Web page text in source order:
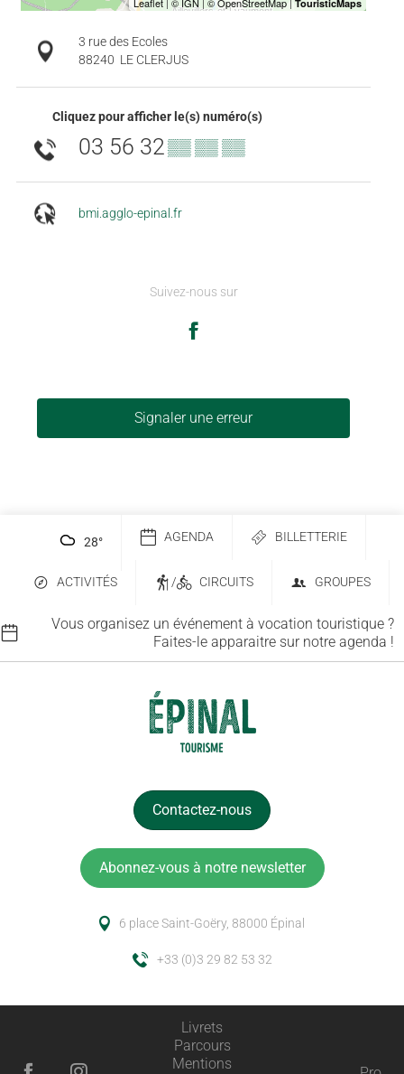
3 rue des Ecoles
88240 LE CLERJUS
Cliquez pour afficher le(s) numéro(s)
03 56 32▒▒ ▒▒ ▒▒
bmi.agglo-epinal.fr
Suivez-nous sur
Signaler une erreur
28° AGENDA BILLETTERIE
ACTIVITÉS / CIRCUITS GROUPES
Vous organisez un événement à vocation touristique ?
Faites-le apparaitre sur notre agenda !
Contactez-nous
Abonnez-vous à notre newsletter
6 place Saint-Goëry, 88000 Épinal
+33 (0)3 29 82 53 32
Livrets
Parcours
Mentions